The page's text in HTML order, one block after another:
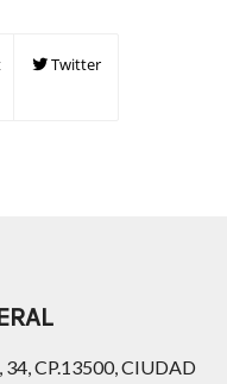
Twitter
34, CP.13500, CIUDAD